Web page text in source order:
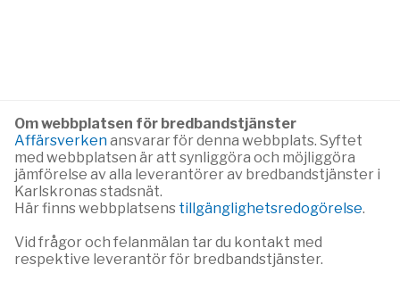
Om webbplatsen för bredbandstjänster
Affärsverkenansvarar för denna webbplats. Syftet
med webbplatsen är att synliggöra och möjliggöra
jämförelse av alla leverantörer av bredbandstjänster i
Karlskronas stadsnät.
Här finns webbplatsens tillgänglighetsredogörelse.
Vid frågor och felanmälan tar du kontakt med
respektive leverantör för bredbandstjänster.